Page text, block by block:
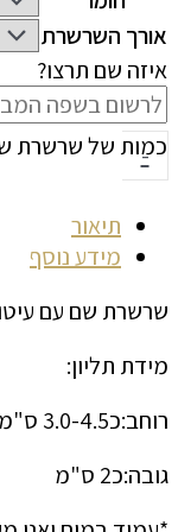
אורך השרשרת
איזה שם תרצו?
-
כמות של שרשרת
תיאור
מידע נוסף
שרשרת שם עם
מידת תליון:
רוחב:כ3.0-4.5 ס"מ (תלוי באותיות)
גובה:כ2 ס"מ